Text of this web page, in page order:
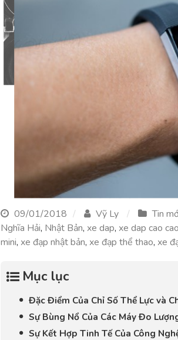
09/01/2018 Vỹ Ly Tin
Nghĩa Hải, Nhật Bản, xe dap, xe dap cao cao
mini, xe đạp nhật bản, xe đạp thể thao, xe
Mục lục
Đặc Điểm Của Chỉ Số Thể Lực và
Sự Bùng Nổ Của Các Máy Đo
Sự Kết Hợp Tinh Tế Của Công